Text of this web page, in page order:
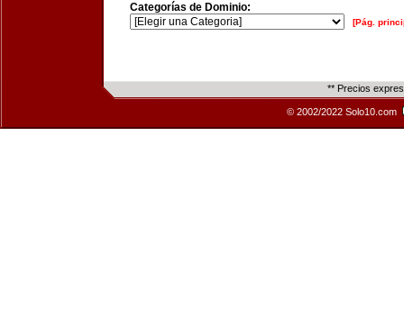
Categorías de Dominio:
[Pág.
** Precios
© 2002/2022 Solo10.com